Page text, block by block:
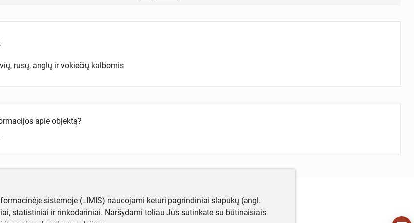
rusų, anglų ir vokiečių kalbomis
apie objektą?
sistemoje (LIMIS) naudojami keturi pagrindiniai slapukų (angl.
statistiniai ir rinkodariniai. Naršydami toliau Jūs sutinkate su būtinaisiais